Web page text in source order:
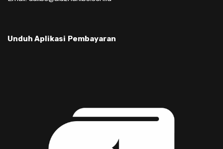
Unduh Aplikasi Pembayaran